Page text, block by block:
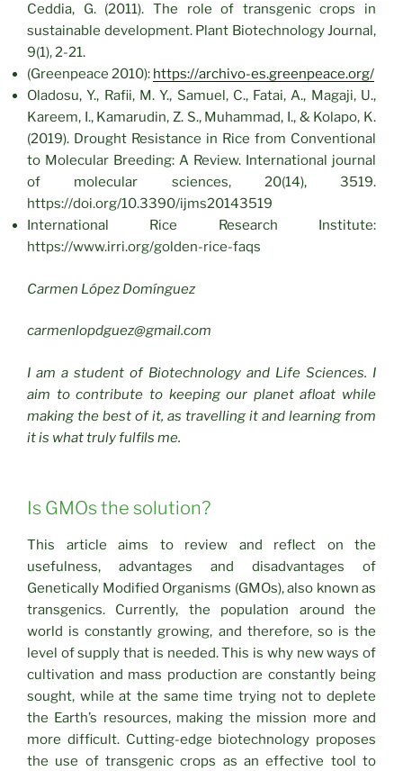
Ceddia, G. (2011). The role of transgenic crops in
sustainable development. Plant Biotechnology Journal,
9(1), 2-21.
(Greenpeace 2010): https://archivo-es.greenpeace.org/
Oladosu, Y., Rafii, M. Y., Samuel, C., Fatai, A., Magaji, U.,
Kareem, I., Kamarudin, Z. S., Muhammad, I., & Kolapo, K.
(2019). Drought Resistance in Rice from Conventional
to Molecular Breeding: A Review. International journal
of molecular sciences, 20(14), 3519.
https://doi.org/10.3390/ijms20143519
International Rice Research Institute:
https://www.irri.org/golden-rice-faqs
Carmen López Domínguez
carmenlopdguez@gmail.com
I am a student of Biotechnology and Life Sciences. I
aim to contribute to keeping our planet afloat while
making the best of it, as travelling it and learning from
it is what truly fulfils me.
Is GMOs the solution?
This article aims to review and reflect on the
usefulness, advantages and disadvantages of
Genetically Modified Organisms (GMOs), also known as
transgenics. Currently, the population around the
world is constantly growing, and therefore, so is the
level of supply that is needed. This is why new ways of
cultivation and mass production are constantly being
sought, while at the same time trying not to deplete
the Earth’s resources, making the mission more and
more difficult. Cutting-edge biotechnology proposes
the use of transgenic crops as an effective tool to